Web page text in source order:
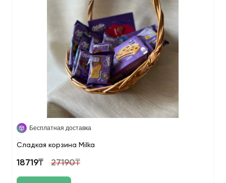
Бесплатная доставка
Сладкая корзина Milka
18719₸ 27190₸